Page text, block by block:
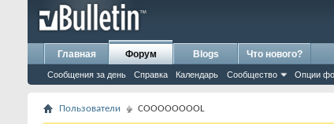
Главная Форум
Сообщения за день Справка Календарь Сообщество Опции
Blogs Что нового?
Пользователи COOOOOOOOL